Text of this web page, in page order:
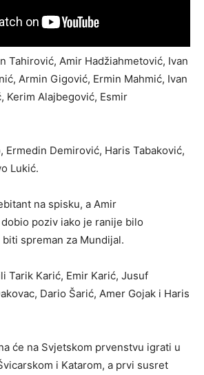
Tahirović, Amir Hadžiahmetović, Ivan
Armin Gigović, Ermin Mahmić, Ivan
Kerim Alajbegović, Esmir
Ermedin Demirović, Haris Tabaković,
Lukić.
na spisku, a Amir
poziv iako je ranije bilo
spreman za Mundijal.
Tarik Karić, Emir Karić, Jusuf
Dario Šarić, Amer Gojak i Haris
će na Svjetskom prvenstvu igrati u
i Katarom, a prvi susret